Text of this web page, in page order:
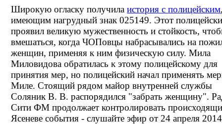
Широкую огласку получилаистория с полицейским
имеющим нагрудный знак 025149. Этот
проявил великую мужественность и стойкость,
вмешаться, когда ЧОПовцы набрасывались на
женщин, применяя к ним физическую силу. Мила
Миловидова обратилась к этому полицейскому для
принятия мер, но полицейский начал применять
Миле. Стоящий рядом майор внутренней службы
Соляник В. В. распорядился "забрать женщину".
Сити ФМ продолжает контролировать
Ясеневе события - слушайте эфир от 24 апреля